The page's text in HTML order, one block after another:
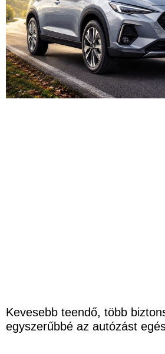
Kevesebb teendő, több
egyszerűbbé az autózást